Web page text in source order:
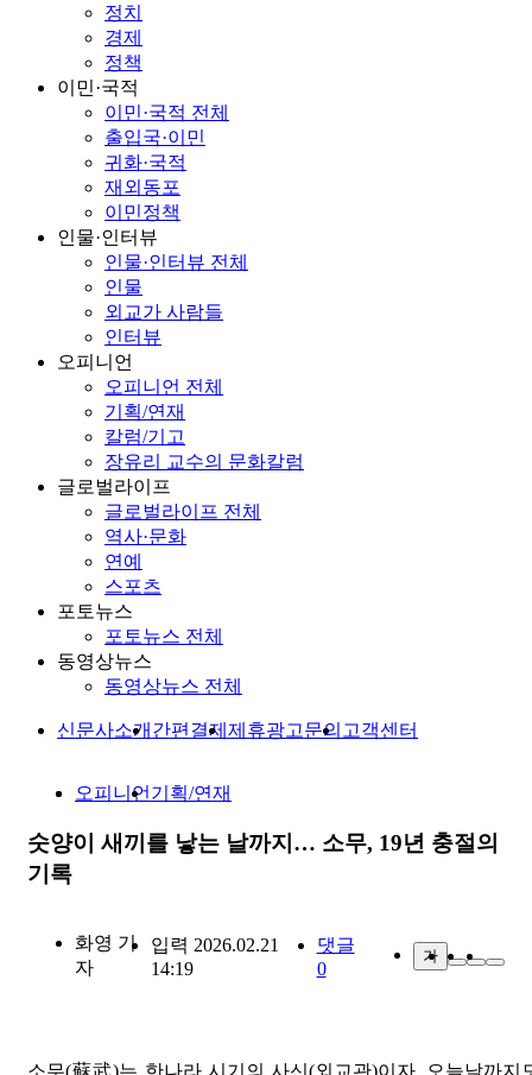
정치
경제
정책
이민·국적
이민·국적 전체
출입국·이민
귀화·국적
재외동포
이민정책
인물·인터뷰
인물·인터뷰 전체
인물
외교가 사람들
인터뷰
오피니언
오피니언 전체
기획/연재
칼럼/기고
장유리 교수의 문화칼럼
글로벌라이프
글로벌라이프 전체
역사·문화
연예
스포츠
포토뉴스
포토뉴스 전체
동영상뉴스
동영상뉴스 전체
신문사소개 간편결제 제휴광고문의 고객센터
오피니언 기획/연재
숫양이 새끼를 낳는 날까지… 소무, 19년 충절의
기록
화영 기
자
입력 2026.02.21
14:19
댓글
0
가